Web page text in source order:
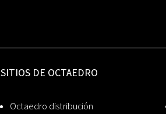
SITIOS DE OCTAEDRO
Octaedro distribución